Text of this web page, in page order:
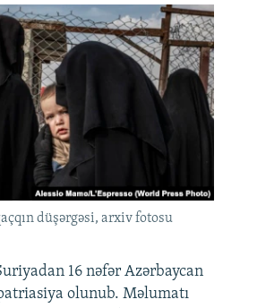
düşərgəsi, arxiv fotosu
16 nəfər Azərbaycan
olunub. Məlumatı